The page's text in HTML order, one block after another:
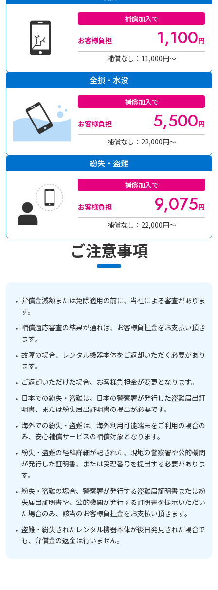
補償加入で
お客様負担 1,100円
補償なし：11,000円～
全損・水没
補償加入で
お客様負担 5,500円
補償なし：22,000円～
紛失・盗難
補償加入で
お客様負担 9,075円
補償なし：22,000円～
ご注意事項
弁償金減額または免除適用の前に、当社による審査がありま
す。
補償適応審査の結果が通れば、お客様負担金をお支払い頂き
ます。
故障の場合、レンタル機器本体をご返却いただく必要があり
ます。
ご返却いただけた場合、お客様負担金が変更となります。
日本での紛失・盗難は、日本の警察署が発行した盗難届出証
明書、または紛失届出証明書の提出が必要です。
海外での紛失・盗難は、海外利用可能端末をご利用の場合の
み、安心補償サービスの補償対象となります。
紛失・盗難の経緯詳細が記された、現地の警察署や公的機関
が発行した証明書、または受理番号を提出する必要がありま
す。
紛失・盗難の場合、警察署が発行する盗難届証明書または紛
失届出証明書や、公的機関が発行する証明書を提示いただい
た場合のみ、該当のお客様負担金をお支払い頂きます。
盗難・紛失されたレンタル機器本体が後日発見された場合で
も、弁償金の返金は行いません。